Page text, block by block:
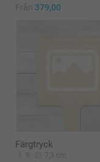
Från 379,00
Färgtryck
9 7,3 cm